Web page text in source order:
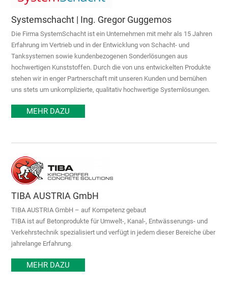
Systemschacht | Ing. Gregor Guggemos
Die Firma SystemSchacht ist ein Unternehmen mit mehr als 15 Jahren
Erfahrung im Vertrieb und in der Entwicklung von Schacht- und
Tanksystemen sowie kundenbezogenen Sonderlösungen aus
hochwertigen Kunststoffen. Durch die von uns entwickelten Produkte
stehen wir in enger Partnerschaft mit unseren Kunden und bemühen
uns stets um unkomplizierte, qualitativ hochwertige Systemlösungen.
MEHR DAZU
TIBA AUSTRIA GmbH
TIBA AUSTRIA GmbH – auf Kompetenz gebaut
TIBA ist auf Betonprodukte für Umwelt-, Kanal-, Entwässerungs- und
Verkehrstechnik spezialisiert und verfügt in jedem dieser Bereiche über
jahrelange Erfahrung.
MEHR DAZU